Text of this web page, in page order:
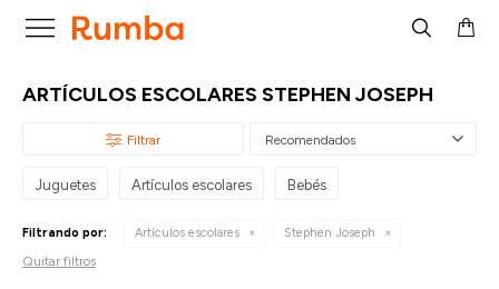

ARTÍCULOS ESCOLARES STEPHEN JOSEPH
Recomendados
Juguetes Artículos escolares Bebés
Filtrando por: Artículos escolares Stephen Joseph
Quitar filtros